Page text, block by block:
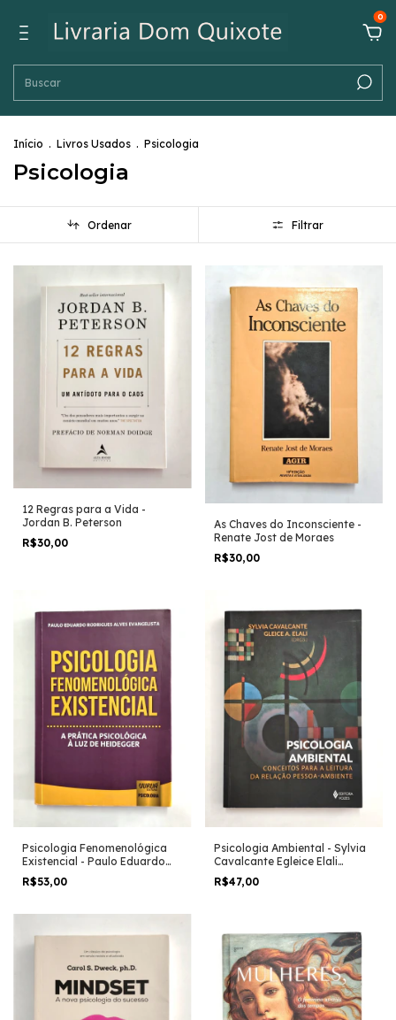
0
Início . Livros Usados . Psicologia
Psicologia
Ordenar Filtrar
12 Regras para a Vida -
Jordan B. Peterson
R$30,00
As Chaves do Inconsciente -
Renate Jost de Moraes
R$30,00
Psicologia Fenomenológica
Existencial - Paulo Eduardo
Rodrigues Alves Evangelista
R$53,00
Psicologia Ambiental - Sylvia
Cavalcante Egleice Elali
(orgs.)
R$47,00